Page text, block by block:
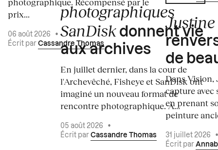
prix...
06 août 2026
•
Écrit par Cassandre Thomas
photographiques
SanDisk donnent vie
aux archives
En juillet dernier, dans la cour de
l'Archevêché, Fisheye et SanDisk ont
imaginé un nouveau format de
rencontre photographique. À...
05 août 2026
•
Écrit par Cassandre Thomas
de
Dans
capture avec
en prenant
peinture
31 juillet 2026
Écrit par